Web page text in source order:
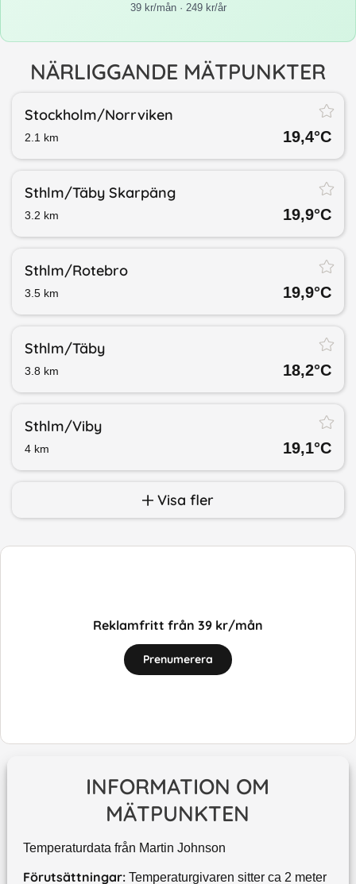
39 kr/mån · 249 kr/år
NÄRLIGGANDE MÄTPUNKTER
Stockholm/​Norrviken
2.1 km 19,4°C
Sthlm/​Täby Skarpäng
3.2 km 19,9°C
Sthlm/​Rotebro
3.5 km 19,9°C
Sthlm/​Täby
3.8 km 18,2°C
Sthlm/​Viby
4 km 19,1°C
Visa fler
Reklamfritt från 39 kr/mån
Prenumerera
INFORMATION OM
MÄTPUNKTEN
Temperaturdata från Martin Johnson
Förutsättningar: Temperaturgivaren sitter ca 2 meter